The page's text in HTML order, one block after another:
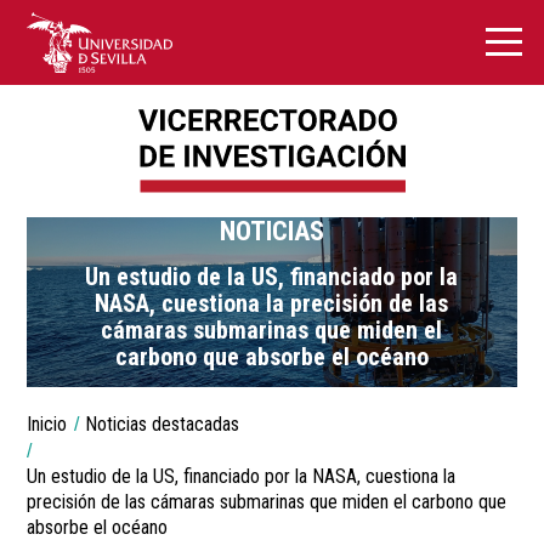
NOTICIAS
Un estudio de la US, financiado por la
NASA, cuestiona la precisión de las
cámaras submarinas que miden el
carbono que absorbe el océano
Breadcrumbs
You
are
here:
Inicio Noticias destacadas
Un estudio de la US, financiado por la NASA, cuestiona la
precisión de las cámaras submarinas que miden el carbono que
absorbe el océano